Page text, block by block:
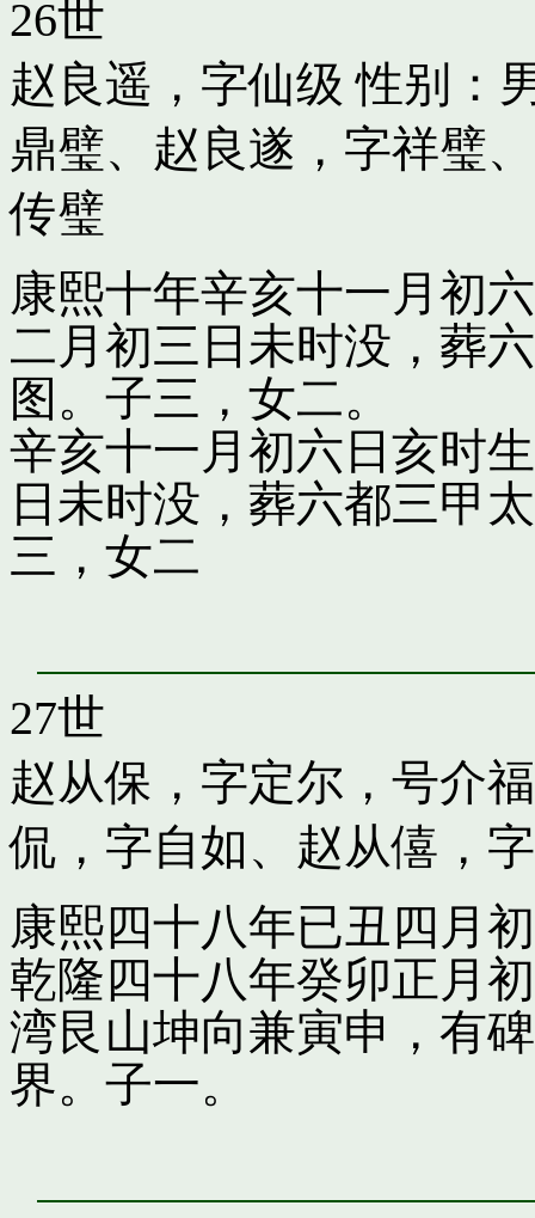
26世
赵良遥，字仙级 性别：
鼎璧、 赵良遂，字祥璧、
传璧
康熙十年辛亥十一月初
二月初三日未时没，葬
图。子三，女二。
辛亥十一月初六日亥时
日未时没，葬六都三甲
三，女二
27世
赵从保，字定尔，号介福
侃，字自如、 赵从僖，
康熙四十八年已丑四月
乾隆四十八年癸卯正月
湾艮山坤向兼寅申，有
界。子一。